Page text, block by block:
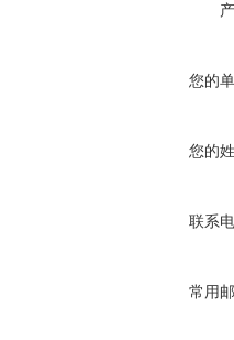
您的
您的
联系
常用